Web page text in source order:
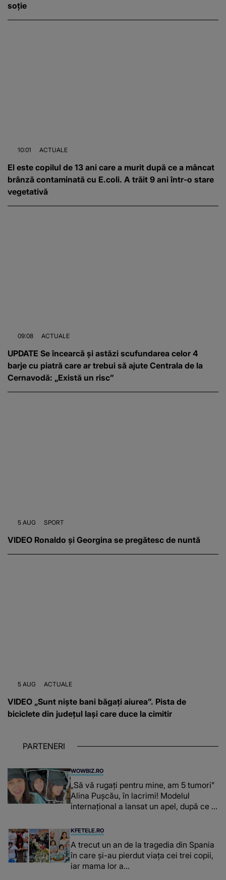
soție
10:01 ACTUALE
El este copilul de 13 ani care a murit după ce a mâncat
brânză contaminată cu E.coli. A trăit 9 ani într-o stare
vegetativă
09:08 ACTUALE
UPDATE Se încearcă și astăzi scufundarea celor 4
barje cu piatră care ar trebui să ajute Centrala de la
Cernavodă: „Există un risc”
5 AUG SPORT
VIDEO Ronaldo și Georgina se pregătesc de nuntă
5 AUG ACTUALE
VIDEO „Sunt niște bani băgați aiurea”. Pista de
biciclete din județul Iași care duce la cimitir
PARTENERI
WOWBIZ.RO
„Să vă rugați pentru mine, am 5 tumori”
Alina Pușcău, în lacrimi! Modelul
internațional a lansat un apel, după ce a
KFETELE.RO
A trecut un an de la tragedia din Spania
în care și-au pierdut viața cei trei copii,
iar mama lor a…